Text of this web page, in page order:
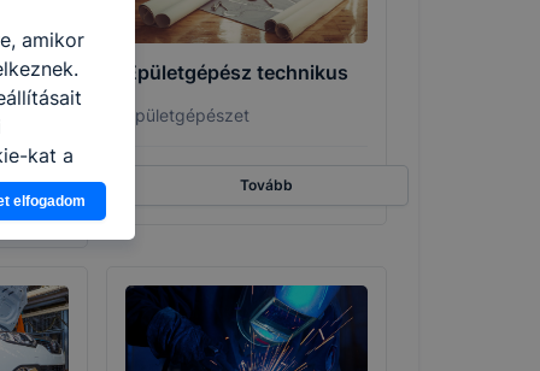
Épületgépész technikus
Épületgépészet
Tovább
amikor
kat a
hogyan
Önnek
A
kat, de
elfogadom